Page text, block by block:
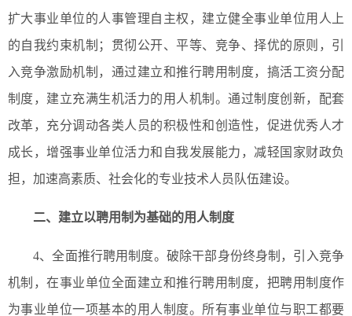
扩大事业单位的人事管理自主权，建立健全事业单位用人上
的自我约束机制；贯彻公开、平等、竞争、择优的原则，引
入竞争激励机制，通过建立和推行聘用制度，搞活工资分配
制度，建立充满生机活力的用人机制。通过制度创新，配套
改革，充分调动各类人员的积极性和创造性，促进优秀人才
成长，增强事业单位活力和自我发展能力，减轻国家财政负
担，加速高素质、社会化的专业技术人员队伍建设。
二、 建立以聘用制为基础的用人制度
4、全面推行聘用制度。破除干部身份终身制，引入竞争
机制，在事业单位全面建立和推行聘用制度，把聘用制度作
为事业单位一项基本的用人制度。所有事业单位与职工都要